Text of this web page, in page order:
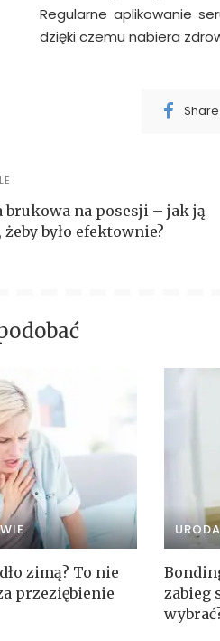
Regularne aplikowanie
dzięki czemu nabiera
brukowa na posesji – jak ją
żeby było efektownie?
zimą? To nie
przeziębienie
zabieg